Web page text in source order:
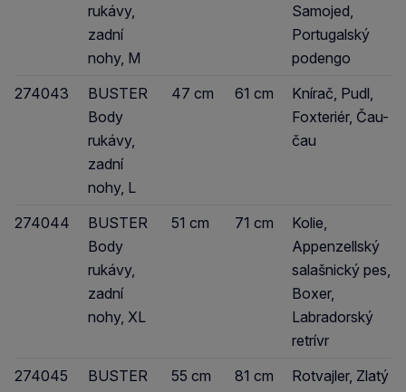
rukávy,
zadní
nohy, M
Samojed,
Portugalský
podengo
274043
BUSTER
Body
rukávy,
zadní
nohy, L
47 cm 61 cm
Knírač, Pudl,
Foxteriér, Čau-
čau
274044
BUSTER
Body
rukávy,
zadní
nohy, XL
51 cm 71 cm
Kolie,
Appenzellský
salašnický pes,
Boxer,
Labradorský
retrívr
274045
BUSTER
55 cm 81 cm
Rotvajler, Zlatý